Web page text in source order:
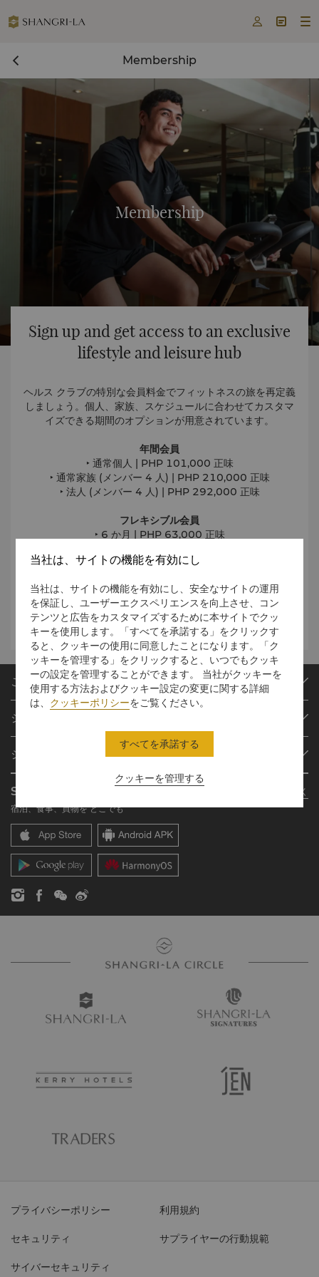
  
Membership
Membership
Sign up and get access to an exclusive
lifestyle and leisure hub
ヘルス クラブの特別な会員料金でフィットネスの旅を再定義
しましょう。個人、家族、スケジュールに合わせてカスタマ
イズできる期間のオプションが用意されています。
年間会員
‣ 通常個人 | PHP 101,000 正味
‣ 通常家族 (メンバー 4 人) | PHP 210,000 正味
‣ 法人 (メンバー 4 人) | PHP 292,000 正味
フレキシブル会員
‣ 6 か月 | PHP 63,000 正味
‣ 1 か月 | PHP 15,000 正味
会員になる
ご予約
目的地
ご予約の検索
レストラン＆バー
シャングリ・ラ サークル
シャングリ・ラ サークルに入会
よくあるお問合せや質問
SLCに関するお問い合わせ
シャングリ・ラ グループ
シャングリ・ラ グループについて
シャングリ・ラ ブランド
シャングリ・ラ センター
レジデンス
お問い合わせ
採用情報
企業の社会的責任
ニュース
Shangri-La Circle App
さらに詳しく
宿泊、食事、買物を どこでも
プライバシーポリシー 利用規約
セキュリティ サプライヤーの行動規範
サイバーセキュリティ
当社は、サイトの機能を有効にし
当社は、サイトの機能を有効にし、安全なサイトの運用
を保証し、ユーザーエクスペリエンスを向上させ、コン
テンツと広告をカスタマイズするために本サイトでクッ
キーを使用します。「すべてを承諾する」をクリックす
ると、クッキーの使用に同意したことになります。「ク
ッキーを管理する」をクリックすると、いつでもクッキ
ーの設定を管理することができます。 当社がクッキーを
使用する方法およびクッキー設定の変更に関する詳細
は、 クッキーポリシーをご覧ください。
クッキーを管理する
すべてを承諾する